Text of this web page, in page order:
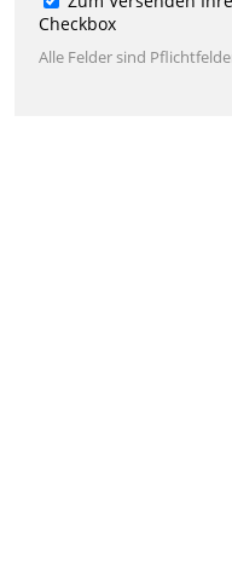
Checkbox
Alle Felder sind